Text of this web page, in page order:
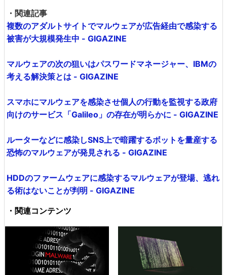
・関連記事
複数のアダルトサイトでマルウェアが広告経由で感染する
被害が大規模発生中 - GIGAZINE
マルウェアの次の狙いはパスワードマネージャー、IBMの
考える解決策とは - GIGAZINE
スマホにマルウェアを感染させ個人の行動を監視する政府
向けのサービス「Galileo」の存在が明らかに - GIGAZINE
ルーターなどに感染しSNS上で暗躍するボットを量産する
恐怖のマルウェアが発見される - GIGAZINE
HDDのファームウェアに感染するマルウェアが登場、逃れ
る術はないことが判明 - GIGAZINE
・関連コンテンツ